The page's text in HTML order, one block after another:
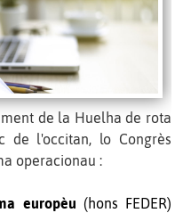
de la Huelha de rota
de l'occitan, lo Congrès
operacionau :
europèu (hons FEDER)